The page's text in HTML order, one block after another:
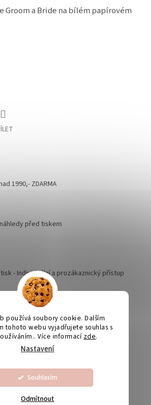
používá soubory cookie. Dalším
tohoto webu vyjadřujete souhlas s
Více informací zde.
Nastavení
Odmítnout
Souhlasím
Groom a Bride na bílém papírovém
1990,- ZDARMA
před tiskem
- Individuální a prozákaznický přístup
prioritou
na Slovensko
oznámení 5-10 dnů